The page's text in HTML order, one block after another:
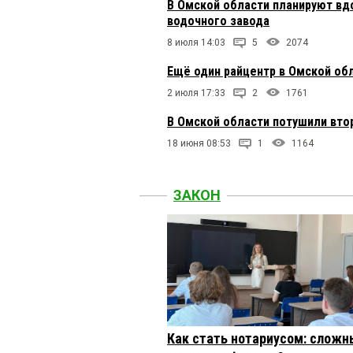
аграрии Омской
они самостоятельно
свидетельствовали в
деньгами филиала
руководителей
на то, что
компании, что они же
деятельность и все
доказательств
предоставлении
В Омской области планируют
водочного завода
8 июля 14:03 5 2074
Ещё один райцентр в Омской
2 июля 17:33 2 1761
В Омской области потушили
18 июня 08:53 1 1164
ЗАКОН
Как стать нотариусом: